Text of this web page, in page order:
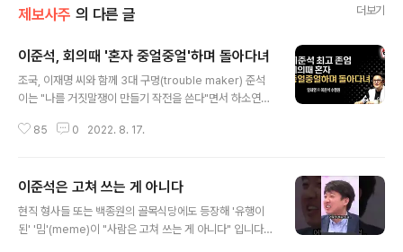
제보사주 의 다른 글 더보기
이준석, 회의때 '혼자 중얼중얼'하며 돌아다녀
조국, 이재명 씨와 함께 3대 구멍(trouble maker) 준석
이는 "나를 거짓말쟁이 만들기 작전을 쓴다"면서 하소연을
되는 양 정치권에서 금과옥조로 여겨지지만 사실 소설 삼
만 있을 뿐, 그전에는 사용되지도 않던 용어다"면서 '시작
부터' 거짓말을 쳤던 준석이가 할 소리는 아닌 것 같습니다.
'가면 쓰고' 비방했던 안철수 의원한테 "x신"이라 해놓고
85 0 2022. 8. 17.
이준석은 고쳐 쓰는 게 아니다
현직 형사들 또는 백종원의 골목식당에도 등장해 '유행이
된' '밈'(meme)이 "사람은 고쳐 쓰는 게 아니다" 입니다.